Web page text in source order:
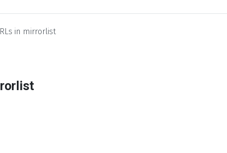
in mirrorlist